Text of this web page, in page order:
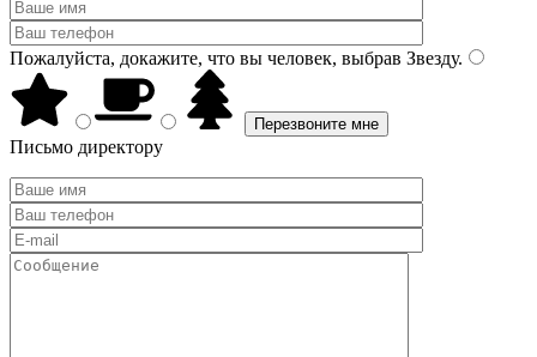
Пожалуйста, докажите, что вы человек, выбрав Звезду.
Письмо директору